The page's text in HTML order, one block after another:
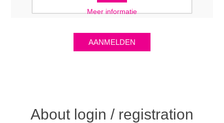
About login / registration
Meer informatie